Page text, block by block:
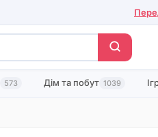
573 Дім та побут 1039